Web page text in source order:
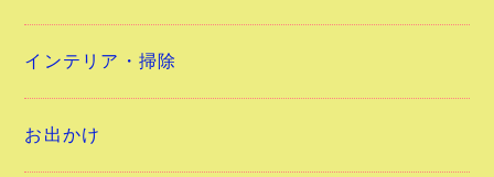
インテリア・掃除
お出かけ